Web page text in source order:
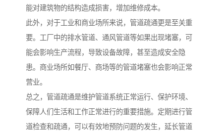
能对建筑物的结构造成损害，增加维修成本。
此外，对于工业和商业场所来说，管道疏通更是至关重
要。工厂中的排水管道、通风管道等如果出现堵塞，可
能会影响生产流程，导致设备故障，甚至造成安全隐
患。商业场所如餐厅、商场等的管道堵塞也会影响正常
营业。
总之，管道疏通是维护管道系统正常运行、保护环境、
保障人们生活和工作正常进行的重要措施。定期进行管
道检查和疏通，可以有效地预防问题的发生，延长管道